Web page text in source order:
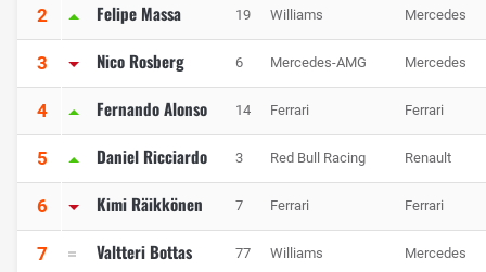
2 Felipe Massa 19 Williams Mercedes
3 Nico Rosberg 6 Mercedes-AMG Mercedes
4 Fernando Alonso 14 Ferrari Ferrari
5 Daniel Ricciardo 3 Red Bull Racing Renault
6 Kimi Räikkönen 7 Ferrari Ferrari
7 Valtteri Bottas 77 Williams Mercedes